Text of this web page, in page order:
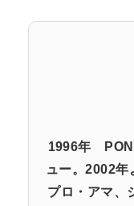
1996年
ュー。2002年
プロ・アマ、